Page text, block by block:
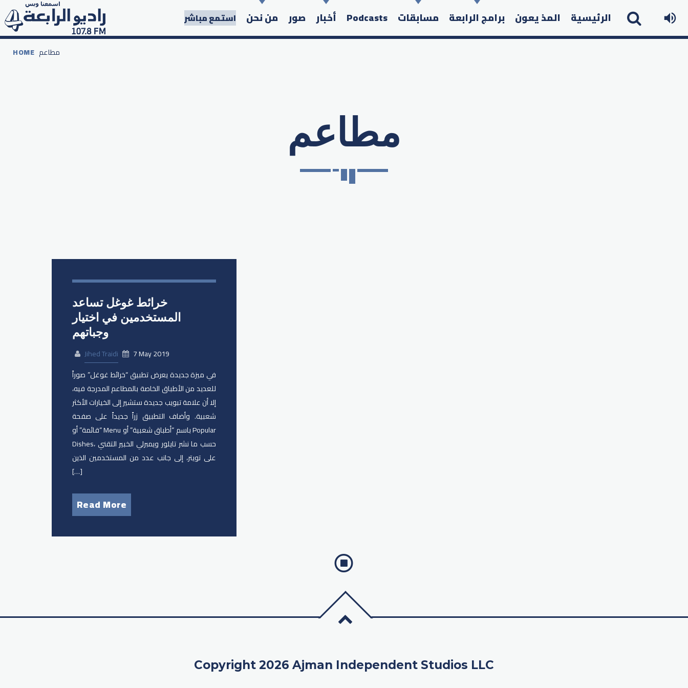
الرئيسية المذ يعون برامج الرابعة مسابقات Podcasts أخبار صور من نحن استمع مباشر
Search in the website:
HOME مطاعم
مطاعم
خرائط غوغل تساعد
المستخدمين في اختيار
وجباتهم
Jihed Traidi
7 May 2019
في ميزة جديدة يعرض تطبيق “خرائط غوغل” صوراً
للعديد من الأطباق الخاصة بالمطاعم المدرجة فيه،
إلا أن علامة تبويب جديدة ستشير إلى الخيارات الأكثر
شعبية. وأضاف التطبيق زراً جديداً على صفحة
“قائمة” أو Menu باسم “أطباق شعبية” أو Popular
Dishes، حسب ما نشر تايلور ويمبرلي الخبير التقني
على تويتر، إلى جانب عدد من المستخدمين الذين
[…]
Read More
Copyright 2026 Ajman Independent Studios LLC